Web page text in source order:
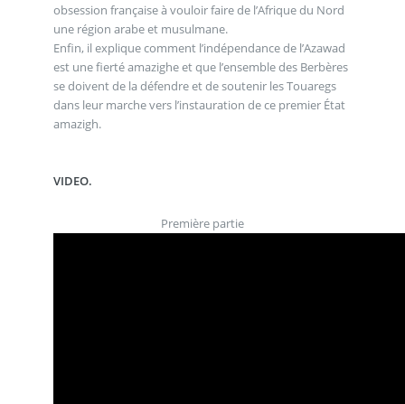
obsession française à vouloir faire de l’Afrique du Nord
une région arabe et musulmane.
Enfin, il explique comment l’indépendance de l’Azawad
est une fierté amazighe et que l’ensemble des Berbères
se doivent de la défendre et de soutenir les Touaregs
dans leur marche vers l’instauration de ce premier État
amazigh.
VIDEO.
Première partie